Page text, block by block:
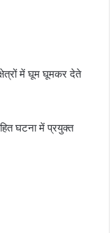
में घूम घूमकर देते
घटना में प्रयुक्त